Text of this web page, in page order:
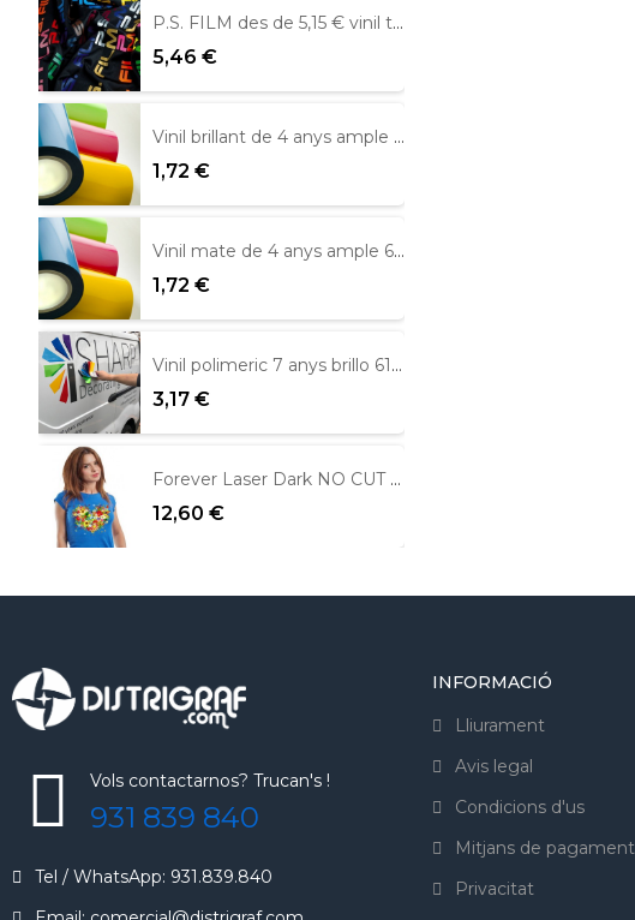
P.S. FILM des de 5,15 € vinil tèxtil
5,46 €
Vinil brillant de 4 anys ample 61 cm Metamark
1,72 €
Vinil mate de 4 anys ample 61 cm.
1,72 €
Vinil polimeric 7 anys brillo 61 cm
3,17 €
Forever Laser Dark NO CUT per fons foscos
12,60 €
Vols contactarnos? Trucan's !
931 839 840
Tel / WhatsApp: 931.839.840
INFORMACIÓ
Lliurament
Avis legal
Condicions d'us
Mitjans de pagament
Privacitat